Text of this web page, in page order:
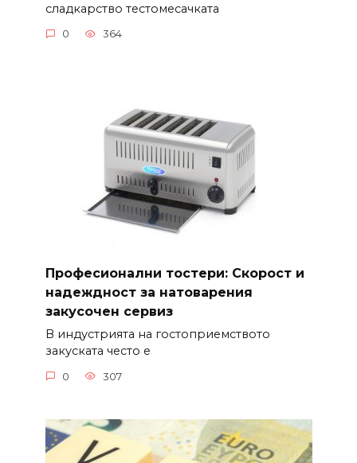
сладкарство тестомесачката
0 364
Професионални тостери: Скорост и
надеждност за натоварения
закусочен сервиз
В индустрията на гостоприемството
закуската често е
0 307